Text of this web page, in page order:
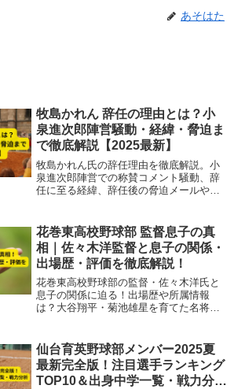
あそはた
牧島かれん 辞任の理由とは？小
泉進次郎陣営騒動・経緯・脅迫ま
で徹底解説【2025最新】
牧島かれん氏の辞任理由を徹底解説。小
泉進次郎陣営での称賛コメント騒動、辞
任に至る経緯、辞任後の脅迫メールや警
花巻東高校野球部 監督息子の真
相｜佐々木洋監督と息子の関係・
出場歴・評価を徹底解説！
花巻東高校野球部の監督・佐々木洋氏と
息子の関係に迫る！出場歴や所属情報
は？大谷翔平・菊池雄星を育てた名将の
仙台育英野球部メンバー2025夏
最新完全版！注目選手ランキング
TOP10＆出身中学一覧・戦力分析